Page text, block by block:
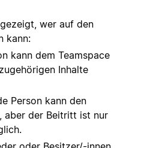
wer auf den
kann:
kann dem Teamspace
Inhalte
Person kann den
aber der Beitritt ist nur